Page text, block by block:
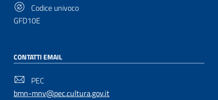
Codice univoco
GFD10E
CONTATTI EMAIL
PEC
bmn-mnv@pec.cultura.gov.it